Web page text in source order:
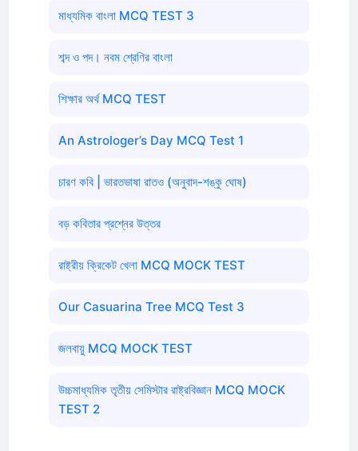
মাধ্যমিক বাংলা MCQ TEST 3
শব্দ ও পদ। নবম শ্রেণির বাংলা
শিক্ষার অর্থ MCQ TEST
An Astrologer’s Day MCQ Test 1
চারণ কবি | ভারতভাষা রাতও (অনুবাদ-শঙ্কু ঘোষ)
বড় কবিতার প্রশ্নের উত্তর
রাষ্ট্রীয় ক্রিকেট খেলা MCQ MOCK TEST
Our Casuarina Tree MCQ Test 3
জলবায়ু MCQ MOCK TEST
উচ্চমাধ্যমিক তৃতীয় সেমিস্টার রাষ্ট্রবিজ্ঞান MCQ MOCK
TEST 2